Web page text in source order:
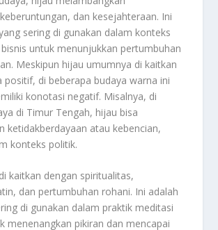
dan kesejahteraan. Ini
sering di gunakan dalam konteks
untuk menunjukkan pertumbuhan
Meskipun hijau umumnya di kaitkan
positif, di beberapa budaya warna ini
konotasi negatif. Misalnya, di
di Timur Tengah, hijau bisa
ketidakberdayaan atau kebencian,
konteks politik.
kaitkan dengan spiritualitas,
dan pertumbuhan rohani. Ini adalah
di gunakan dalam praktik meditasi
menenangkan pikiran dan mencapai